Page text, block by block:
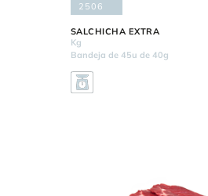
2506
SALCHICHA EXTRA
Kg
Bandeja de 45u de 40g